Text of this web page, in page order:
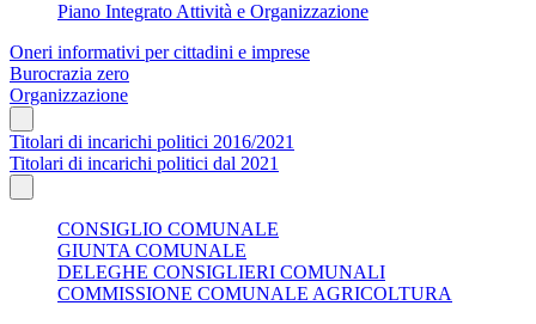
Piano Integrato Attività e Organizzazione
Oneri informativi per cittadini e imprese
Burocrazia zero
Organizzazione
Titolari di incarichi politici 2016/2021
Titolari di incarichi politici dal 2021
CONSIGLIO COMUNALE
GIUNTA COMUNALE
DELEGHE CONSIGLIERI COMUNALI
COMMISSIONE COMUNALE AGRICOLTURA